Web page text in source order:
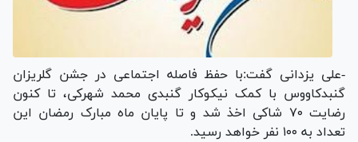
-علی یزدانی گفت:با حفظ فاصله اجتماعی در جشن گلریزان
گنبدکاووس با کمک نیکوکار گنبدی محمد شهرکی، تا کنون
رضایت ۷۰ شاکی اخذ شد و تا پایان ماه مبارک رمضان این
تعداد به ۱۰۰ نفر خواهد رسید.